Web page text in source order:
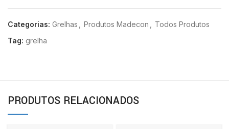
Categorias: Grelhas Produtos Madecon
Todos Produtos
Tag: grelha
PRODUTOS RELACIONADOS